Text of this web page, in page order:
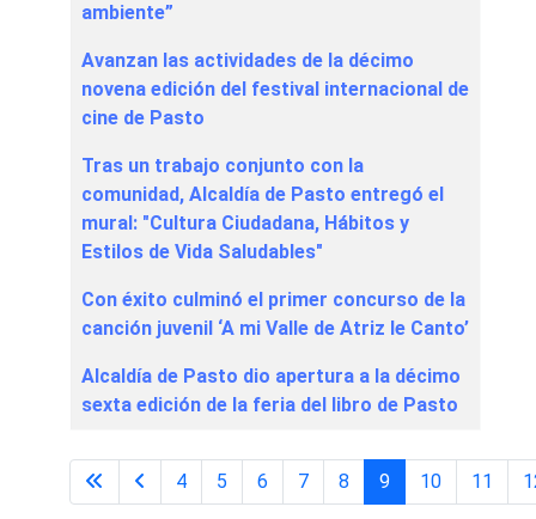
ambiente”
Avanzan las actividades de la décimo
novena edición del festival internacional de
cine de Pasto
Tras un trabajo conjunto con la
comunidad, Alcaldía de Pasto entregó el
mural: "Cultura Ciudadana, Hábitos y
Estilos de Vida Saludables"
Con éxito culminó el primer concurso de la
canción juvenil ‘A mi Valle de Atriz le Canto’
Alcaldía de Pasto dio apertura a la décimo
sexta edición de la feria del libro de Pasto
Página 9 de 43
4 5 6 7 8 9 10 11